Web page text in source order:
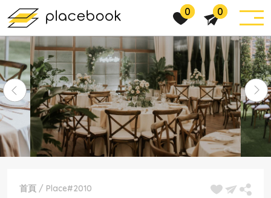
0 0
首頁 / Place#2010